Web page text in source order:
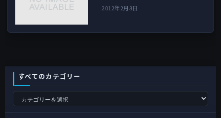
2012年2月8日
すべてのカテゴリー